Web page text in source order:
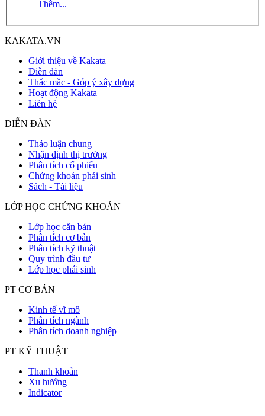
Thêm...
KAKATA.VN
Giới thiệu về Kakata
Diễn đàn
Thắc mắc - Góp ý xây dựng
Hoạt động Kakata
Liên hệ
DIỄN ĐÀN
Thảo luận chung
Nhận định thị trường
Phân tích cổ phiếu
Chứng khoán phái sinh
Sách - Tài liệu
LỚP HỌC CHỨNG KHOÁN
Lớp học căn bản
Phân tích cơ bản
Phân tích kỹ thuật
Quy trình đầu tư
Lớp học phái sinh
PT CƠ BẢN
Kinh tế vĩ mô
Phân tích ngành
Phân tích doanh nghiệp
PT KỸ THUẬT
Thanh khoản
Xu hướng
Indicator